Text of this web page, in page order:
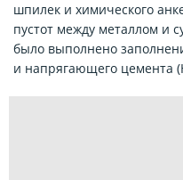
шпилек и химического
пустот между металлом и
было выполнено
и напрягающего цемента